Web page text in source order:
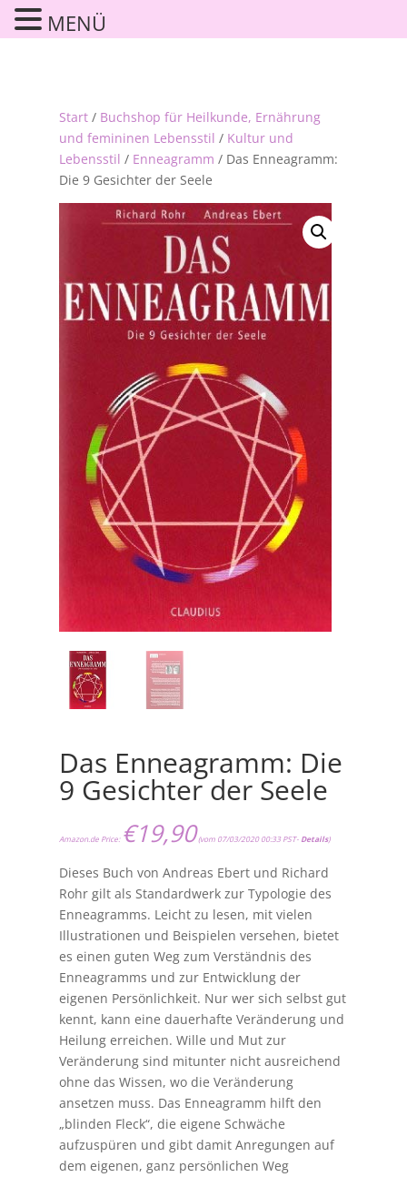
Start/ Buchshop für Heilkunde, Ernährung
und femininen Lebensstil / Kultur und
Lebensstil / Enneagramm / Das Enneagramm:
Die 9 Gesichter der Seele
Das Enneagramm: Die
9 Gesichter der Seele
Amazon.de Price: €19,90(vom 07/03/2020 00:33 PST- Details)
Dieses Buch von Andreas Ebert und Richard
Rohr gilt als Standardwerk zur Typologie des
Enneagramms. Leicht zu lesen, mit vielen
Illustrationen und Beispielen versehen, bietet
es einen guten Weg zum Verständnis des
Enneagramms und zur Entwicklung der
eigenen Persönlichkeit. Nur wer sich selbst gut
kennt, kann eine dauerhafte Veränderung und
Heilung erreichen. Wille und Mut zur
Veränderung sind mitunter nicht ausreichend
ohne das Wissen, wo die Veränderung
ansetzen muss. Das Enneagramm hilft den
„blinden Fleck“, die eigene Schwäche
aufzuspüren und gibt damit Anregungen auf
dem eigenen, ganz persönlichen Weg
MENÜ